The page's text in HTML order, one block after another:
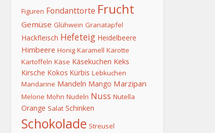
Figuren Fondanttorte Frucht
Gemüse Glühwein Granatapfel
Hackfleisch Hefeteig Heidelbeere
Himbeere Honig Karamell Karotte
Kartoffeln Käse Käsekuchen Keks
Kirsche Kokos Kürbis Lebkuchen
Mandarine Mandeln Mango Marzipan
Melone Mohn Nudeln Nuss Nutella
Orange Salat Schinken
Schokolade Streusel